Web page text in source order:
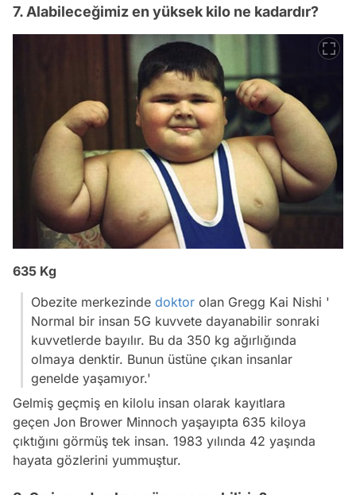
7. Alabileceğimiz en yüksek kilo ne kadardır?
635 Kg
Obezite merkezinde doktor olan Gregg Kai Nishi '
Normal bir insan 5G kuvvete dayanabilir sonraki
kuvvetlerde bayılır. Bu da 350 kg ağırlığında
olmaya denktir. Bunun üstüne çıkan insanlar
genelde yaşamıyor.'
Gelmiş geçmiş en kilolu insan olarak kayıtlara
geçen Jon Brower Minnoch yaşayıpta 635 kiloya
çıktığını görmüş tek insan. 1983 yılında 42 yaşında
hayata gözlerini yummuştur.